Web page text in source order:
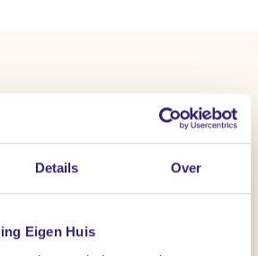
Details Over
Eigen Huis
over de kruipruimte en de kelder.